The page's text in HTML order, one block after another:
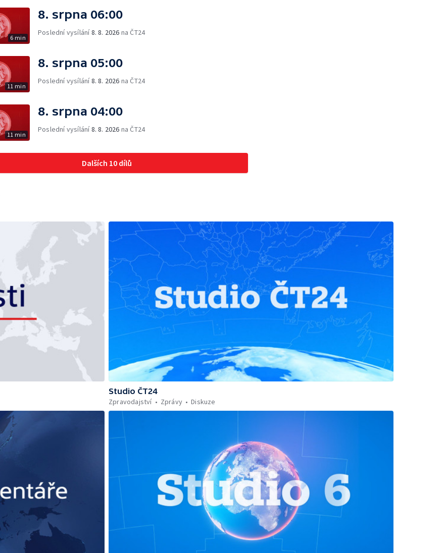
6 min
8. srpna 06:00
Poslední vysílání8. 8. 2026 na ČT24
11 min
8. srpna 05:00
Poslední vysílání8. 8. 2026 na ČT24
11 min
8. srpna 04:00
Poslední vysílání8. 8. 2026 na ČT24
Dalších 10 dílů
Studio ČT24
Zpravodajství
Zprávy Diskuze